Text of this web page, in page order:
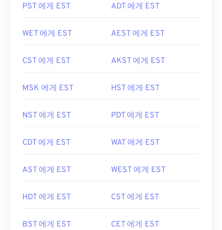
PST 에게 EST ADT 에게 EST
WET 에게 EST AEST 에게 EST
CST 에게 EST AKST 에게 EST
MSK 에게 EST HST 에게 EST
NST 에게 EST PDT 에게 EST
CDT 에게 EST WAT 에게 EST
AST 에게 EST WEST 에게 EST
HDT 에게 EST CST 에게 EST
BST 에게 EST CET 에게 EST